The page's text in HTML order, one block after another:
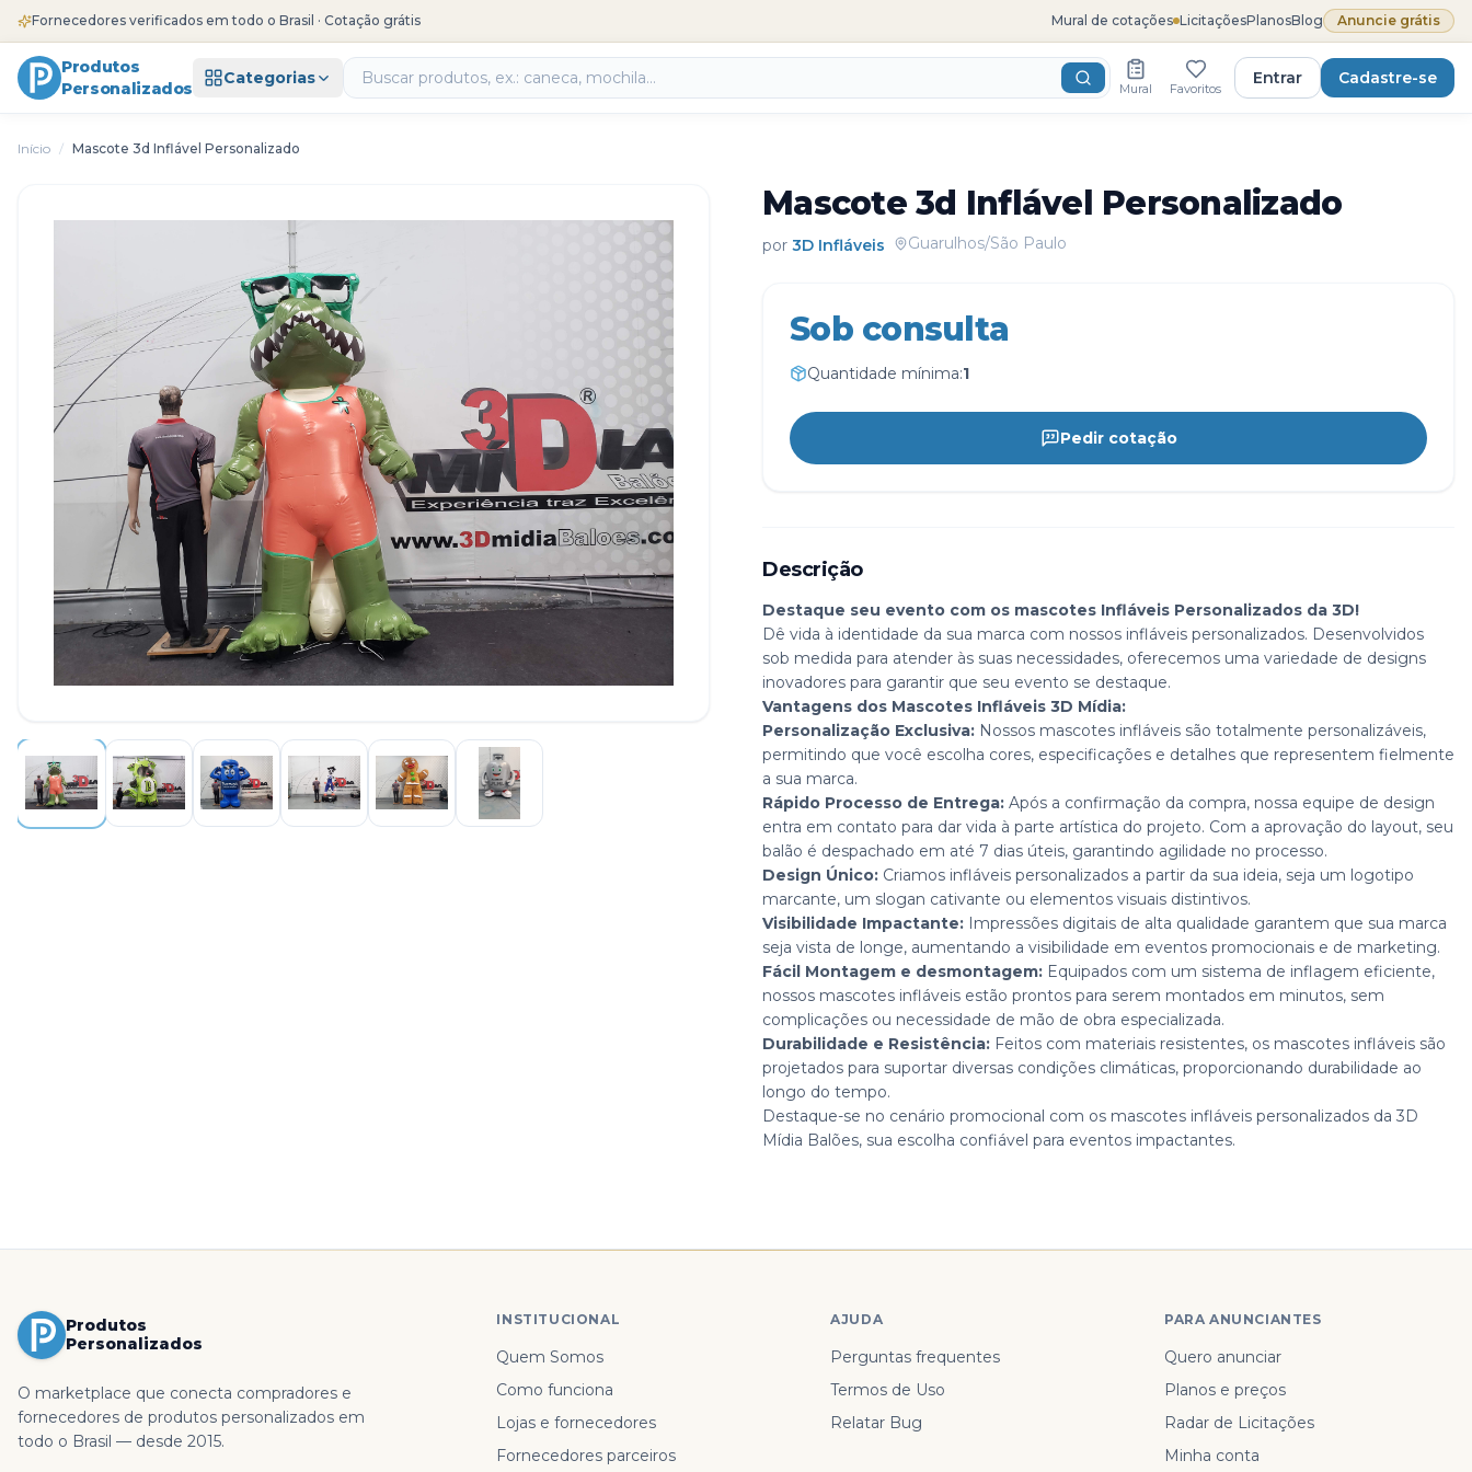
Fornecedores verificados em todo o Brasil · Cotação grátis Mural de cotações LicitaçõesPlanosBlog Anuncie grátis
Produtos
Personalizados
Categorias
Mural Favoritos
Entrar Cadastre-se
Início / Mascote 3d Inflável Personalizado
Mascote 3d Inflável Personalizado
por 3D Infláveis Guarulhos/São Paulo
Sob consulta
Quantidade mínima:1
Pedir cotação
Descrição
Destaque seu evento com os mascotes Infláveis Personalizados da 3D!
Dê vida à identidade da sua marca com nossos infláveis personalizados. Desenvolvidos
sob medida para atender às suas necessidades, oferecemos uma variedade de designs
inovadores para garantir que seu evento se destaque.
Vantagens dos Mascotes Infláveis 3D Mídia:
Personalização Exclusiva: Nossos mascotes infláveis são totalmente personalizáveis,
permitindo que você escolha cores, especificações e detalhes que representem fielmente
a sua marca.
Rápido Processo de Entrega: Após a confirmação da compra, nossa equipe de design
entra em contato para dar vida à parte artística do projeto. Com a aprovação do layout, seu
balão é despachado em até 7 dias úteis, garantindo agilidade no processo.
Design Único: Criamos infláveis personalizados a partir da sua ideia, seja um logotipo
marcante, um slogan cativante ou elementos visuais distintivos.
Visibilidade Impactante: Impressões digitais de alta qualidade garantem que sua marca
seja vista de longe, aumentando a visibilidade em eventos promocionais e de marketing.
Fácil Montagem e desmontagem: Equipados com um sistema de inflagem eficiente,
nossos mascotes infláveis estão prontos para serem montados em minutos, sem
complicações ou necessidade de mão de obra especializada.
Durabilidade e Resistência: Feitos com materiais resistentes, os mascotes infláveis são
projetados para suportar diversas condições climáticas, proporcionando durabilidade ao
longo do tempo.
Destaque-se no cenário promocional com os mascotes infláveis personalizados da 3D
Mídia Balões, sua escolha confiável para eventos impactantes.
Produtos
Personalizados
O marketplace que conecta compradores e
fornecedores de produtos personalizados em
todo o Brasil — desde 2015.
INSTITUCIONAL
Quem Somos
Como funciona
Lojas e fornecedores
Fornecedores parceiros
AJUDA
Perguntas frequentes
Termos de Uso
Relatar Bug
PARA ANUNCIANTES
Quero anunciar
Planos e preços
Radar de Licitações
Minha conta